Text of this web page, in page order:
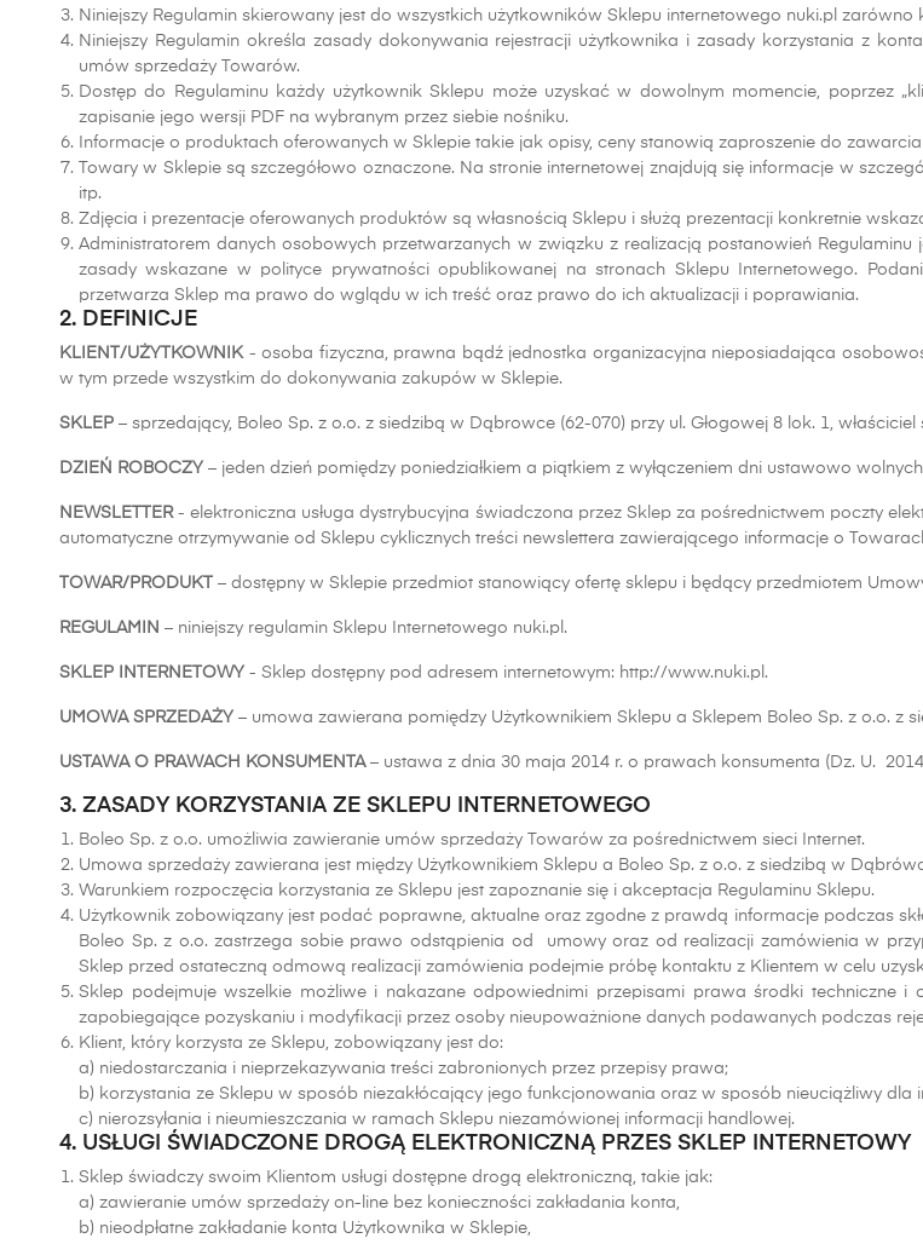
Niniejszy Regulamin skierowany jest do wszystkich użytkowników Sklepu internetowego nuki.pl
Niniejszy Regulamin określa zasady dokonywania rejestracji użytkownika i zasady korzystania z
umów sprzedaży Towarów.
Dostęp do Regulaminu każdy użytkownik Sklepu może uzyskać w dowolnym momencie, poprzez
zapisanie jego wersji PDF na wybranym przez siebie nośniku.
Informacje o produktach oferowanych w Sklepie takie jak opisy, ceny stanowią zaproszenie do
Towary w Sklepie są szczegółowo oznaczone. Na stronie internetowej znajdują się informacje w
itp.
Zdjęcia i prezentacje oferowanych produktów są własnością Sklepu i służą prezentacji konkretnie
Administratorem danych osobowych przetwarzanych w związku z realizacją postanowień
zasady wskazane w polityce prywatności opublikowanej na stronach Sklepu Internetowego.
przetwarza Sklep ma prawo do wglądu w ich treść oraz prawo do ich aktualizacji i poprawiania.
2. DEFINICJE
KLIENT/UŻYTKOWNIK- osoba fizyczna, prawna bądź jednostka organizacyjna nieposiadająca
w tym przede wszystkim do dokonywania zakupów w Sklepie.
SKLEP – sprzedający, Boleo Sp. z o.o. z siedzibą w Dąbrowce (62-070) przy ul. Głogowej 8 lok. 1,
DZIEŃ ROBOCZY – jeden dzień pomiędzy poniedziałkiem a piątkiem z wyłączeniem dni ustawowo
NEWSLETTER- elektroniczna usługa dystrybucyjna świadczona przez Sklep za pośrednictwem poczty
automatyczne otrzymywanie od Sklepu cyklicznych treści newslettera zawierającego informacje o
TOWAR/PRODUKT – dostępny w Sklepie przedmiot stanowiący ofertę sklepu i będący przedmiotem
REGULAMIN – niniejszy regulamin Sklepu Internetowego nuki.pl.
SKLEP INTERNETOWY - Sklep dostępny pod adresem internetowym: http://www.nuki.pl.
UMOWA SPRZEDAŻY – umowa zawierana pomiędzy Użytkownikiem Sklepu a Sklepem Boleo Sp. z o.o. z
USTAWA O PRAWACH KONSUMENTA– ustawa z dnia 30 maja 2014 r. o prawach konsumenta (Dz. U. 2014
3. ZASADY KORZYSTANIA ZE SKLEPU INTERNETOWEGO
Boleo Sp. z o.o. umożliwia zawieranie umów sprzedaży Towarów za pośrednictwem sieci Internet.
Umowa sprzedaży zawierana jest między Użytkownikiem Sklepu a Boleo Sp. z o.o. z siedzibą w
Warunkiem rozpoczęcia korzystania ze Sklepu jest zapoznanie się i akceptacja Regulaminu Sklepu.
Użytkownik zobowiązany jest podać poprawne, aktualne oraz zgodne z prawdą informacje podczas
Boleo Sp. z o.o. zastrzega sobie prawo odstąpienia od umowy oraz od realizacji zamówienia w
Sklep przed ostateczną odmową realizacji zamówienia podejmie próbę kontaktu z Klientem w celu
Sklep podejmuje wszelkie możliwe i nakazane odpowiednimi przepisami prawa środki techniczne i
zapobiegające pozyskaniu i modyfikacji przez osoby nieupoważnione danych podawanych podczas
Klient, który korzysta ze Sklepu, zobowiązany jest do:
a) niedostarczania i nieprzekazywania treści zabronionych przez przepisy prawa;
b) korzystania ze Sklepu w sposób niezakłócający jego funkcjonowania oraz w sposób nieuciążliwy
c) nierozsyłania i nieumieszczania w ramach Sklepu niezamówionej informacji handlowej.
4. USŁUGI ŚWIADCZONE DROGĄ ELEKTRONICZNĄ PRZES SKLEP INTERNETOWY
Sklep świadczy swoim Klientom usługi dostępne drogą elektroniczną, takie jak:
a) zawieranie umów sprzedaży on-line bez konieczności zakładania konta,
b) nieodpłatne zakładanie konta Użytkownika w Sklepie,